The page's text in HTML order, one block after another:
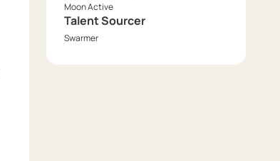
Moon Active
Talent Sourcer
Swarmer